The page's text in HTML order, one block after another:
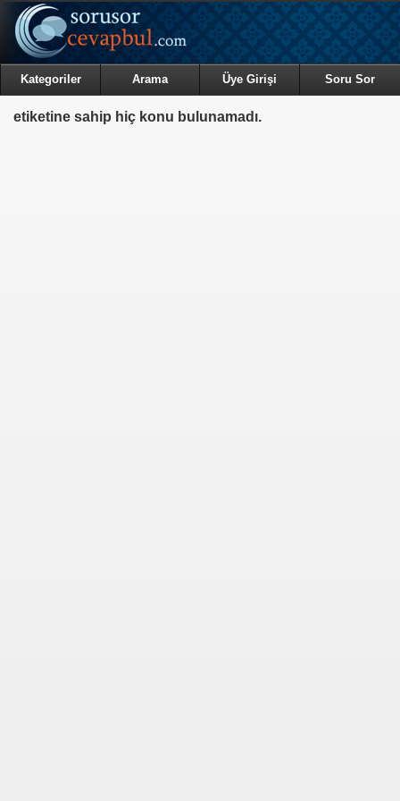
Kategoriler Arama Üye Girişi Soru Sor
etiketine sahip hiç konu bulunamadı.